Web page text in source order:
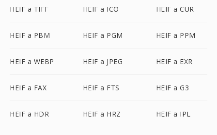
HEIF a TIFF HEIF a ICO HEIF a CUR
HEIF a PBM HEIF a PGM HEIF a PPM
HEIF a WEBP HEIF a JPEG HEIF a EXR
HEIF a FAX HEIF a FTS HEIF a G3
HEIF a HDR HEIF a HRZ HEIF a IPL